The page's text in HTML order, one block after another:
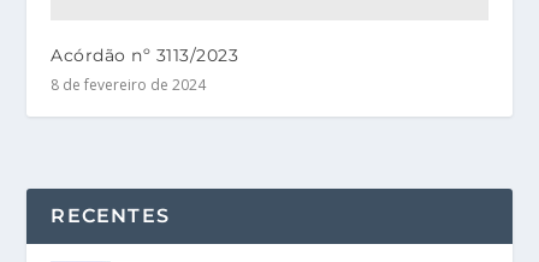
Acórdão nº 3113/2023
8 de fevereiro de 2024
RECENTES